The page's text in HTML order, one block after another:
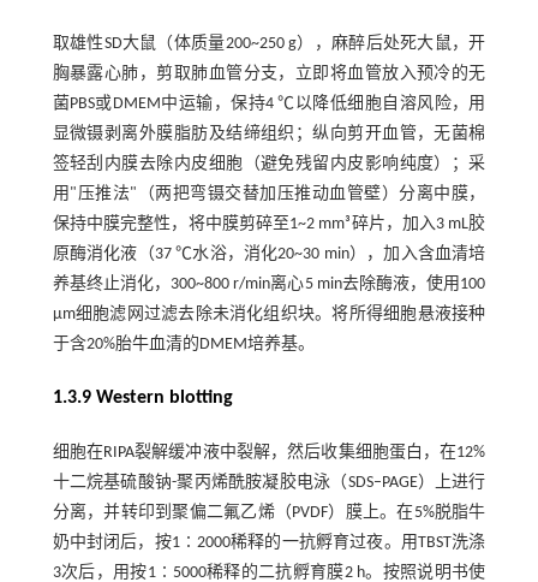
取雄性SD大鼠（体质量200~250 g），麻醉后处死大鼠，开
胸暴露心肺，剪取肺血管分支，立即将血管放入预冷的无
菌PBS或DMEM中运输，保持4 ℃以降低细胞自溶风险，用
显微镊剥离外膜脂肪及结缔组织；纵向剪开血管，无菌棉
签轻刮内膜去除内皮细胞（避免残留内皮影响纯度）；采
用"压推法"（两把弯镊交替加压推动血管壁）分离中膜，
保持中膜完整性，将中膜剪碎至1~2 mm³碎片，加入3 mL胶
原酶消化液（37 ℃水浴，消化20~30 min），加入含血清培
养基终止消化，300~800 r/min离心5 min去除酶液，使用100
μm细胞滤网过滤去除未消化组织块。将所得细胞悬液接种
于含20%胎牛血清的DMEM培养基。
1.3.9 Western blotting
细胞在RIPA裂解缓冲液中裂解，然后收集细胞蛋白，在12%
十二烷基硫酸钠-聚丙烯酰胺凝胶电泳（SDS–PAGE）上进行
分离，并转印到聚偏二氟乙烯（PVDF）膜上。在5%脱脂牛
奶中封闭后，按1∶2000稀释的一抗孵育过夜。用TBST洗涤
3次后，用按1∶5000稀释的二抗孵育膜2 h。按照说明书使